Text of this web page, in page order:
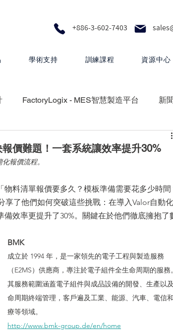
+886-3-602-7403
學術支持 訓練課程 資源中心
FactoryLogix - MES智慧製造平台 新
- 下一代智慧驗證生態系統 Xpedition - PCB
Veloce proFPGA - 高速硬體原型與系統級驗證
性檢測分析
價難題！一套系統讓效率提升30%
報價流程。
料清單報價要多久？模板準備需要花多少時間
了他們如何突破這些挑戰：在導入Valor自動化
效率更提升了30%。關鍵在於他們徹底擁抱了
BMK
成立於 1994 年，是一家領先的電子工程與製造服務
（E2MS）供應商，專注於電子組件全生命周期的服務。
其服務範圍涵蓋電子組件與成品設備的開發、生產以
命周期終端管理，客戶遍及工業、能源、汽車、電信
療等領域。
http://www.bmk-group.de/en/home